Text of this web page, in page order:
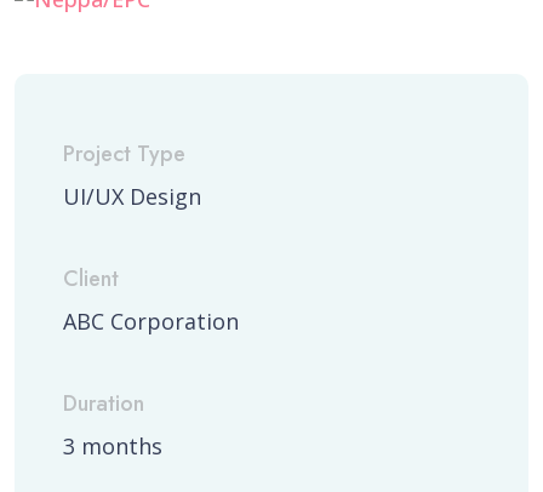
Project Type
UI/UX Design
Client
ABC Corporation
Duration
3 months